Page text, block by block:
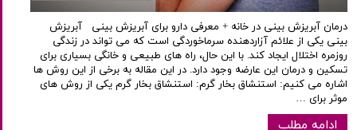
درمان آبریزش بینی در خانه + معرفی دارو برای آبریزش بینی آبریزش
بینی یکی از علائم آزاردهنده سرماخوردگی است که می تواند در زندگی
روزمره اختلال ایجاد کند. با این حال، راه های طبیعی و خانگی بسیاری برای
تسکین و درمان این عارضه وجود دارد. در این مقاله به برخی از این روش ها
اشاره می کنیم: استنشاق بخار گرم: استنشاق بخار گرم یکی از روش های
موثر برای …
ادامه مطلب